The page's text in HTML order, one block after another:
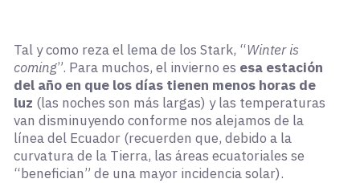
Tal y como reza el lema de los Stark, “Winter is
coming”. Para muchos, el invierno es esa estación
del año en que los días tienen menos horas de
luz (las noches son más largas) y las temperaturas
van disminuyendo conforme nos alejamos de la
línea del Ecuador (recuerden que, debido a la
curvatura de la Tierra, las áreas ecuatoriales se
“benefician” de una mayor incidencia solar).